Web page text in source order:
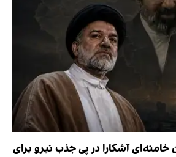
خامنه‌ای آشکارا در پی جذب نیرو برای